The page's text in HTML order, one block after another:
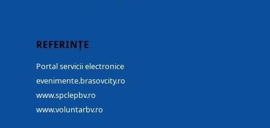
REFERINȚE
Portal servicii electronice
evenimente.brasovcity.ro
www.spclepbv.ro
www.voluntarbv.ro